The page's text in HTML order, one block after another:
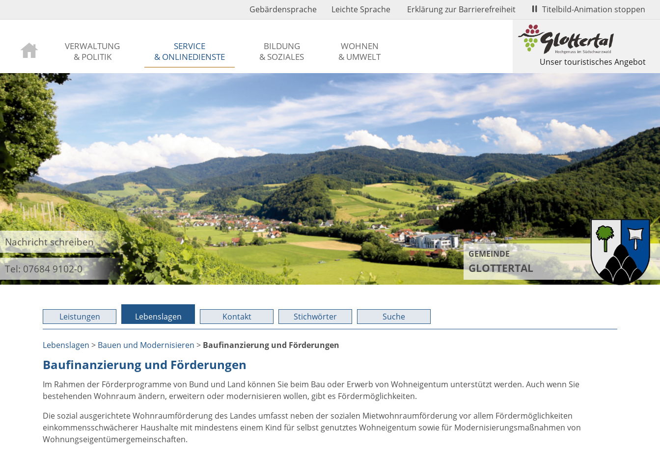
Gebärdensprache Leichte Sprache Erklärung zur Barrierefreiheit Titelbild-Animation stoppen
VERWALTUNG
& POLITIK
SERVICE
& ONLINEDIENSTE
BILDUNG
& SOZIALES
WOHNEN
& UMWELT
Unser touristisches Angebot
Nachricht schreiben
Tel: 07684 9102-0
GEMEINDE
GLOTTERTAL
Leistungen Lebenslagen Kontakt Stichwörter Suche
Lebenslagen > Bauen und Modernisieren > Baufinanzierung und Förderungen
Baufinanzierung und Förderungen
Im Rahmen der Förderprogramme von Bund und Land können Sie beim Bau oder Erwerb von Wohneigentum unterstützt werden. Auch wenn Sie
bestehenden Wohnraum ändern, erweitern oder modernisieren wollen, gibt es Fördermöglichkeiten.
Die sozial ausgerichtete Wohnraumförderung des Landes umfasst neben der sozialen Mietwohnraumförderung vor allem Fördermöglichkeiten
einkommensschwächerer Haushalte mit mindestens einem Kind für selbst genutztes Wohneigentum sowie für Modernisierungsmaßnahmen von
Wohnungseigentümergemeinschaften.